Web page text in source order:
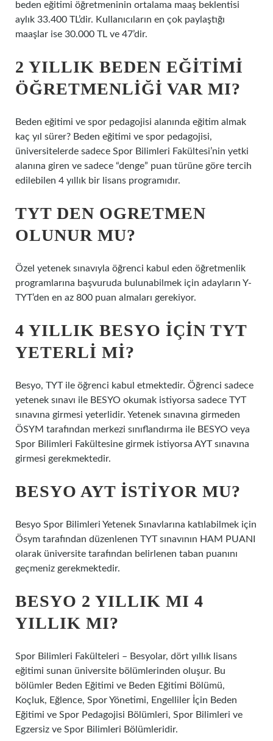
beden eğitimi öğretmeninin ortalama maaş beklentisi
aylık 33.400 TL’dir. Kullanıcıların en çok paylaştığı
maaşlar ise 30.000 TL ve 47’dir.
2 YILLIK BEDEN EĞITIMI
ÖĞRETMENLIĞI VAR MI?
Beden eğitimi ve spor pedagojisi alanında eğitim almak
kaç yıl sürer? Beden eğitimi ve spor pedagojisi,
üniversitelerde sadece Spor Bilimleri Fakültesi’nin yetki
alanına giren ve sadece “denge” puan türüne göre tercih
edilebilen 4 yıllık bir lisans programıdır.
TYT DEN OGRETMEN
OLUNUR MU?
Özel yetenek sınavıyla öğrenci kabul eden öğretmenlik
programlarına başvuruda bulunabilmek için adayların Y-
TYT’den en az 800 puan almaları gerekiyor.
4 YILLIK BESYO IÇIN TYT
YETERLI MI?
Besyo, TYT ile öğrenci kabul etmektedir. Öğrenci sadece
yetenek sınavı ile BESYO okumak istiyorsa sadece TYT
sınavına girmesi yeterlidir. Yetenek sınavına girmeden
ÖSYM tarafından merkezi sınıflandırma ile BESYO veya
Spor Bilimleri Fakültesine girmek istiyorsa AYT sınavına
girmesi gerekmektedir.
BESYO AYT ISTIYOR MU?
Besyo Spor Bilimleri Yetenek Sınavlarına katılabilmek için
Ösym tarafından düzenlenen TYT sınavının HAM PUANI
olarak üniversite tarafından belirlenen taban puanını
geçmeniz gerekmektedir.
BESYO 2 YILLIK MI 4
YILLIK MI?
Spor Bilimleri Fakülteleri – Besyolar, dört yıllık lisans
eğitimi sunan üniversite bölümlerinden oluşur. Bu
bölümler Beden Eğitimi ve Beden Eğitimi Bölümü,
Koçluk, Eğlence, Spor Yönetimi, Engelliler İçin Beden
Eğitimi ve Spor Pedagojisi Bölümleri, Spor Bilimleri ve
Egzersiz ve Spor Bilimleri Bölümleridir.